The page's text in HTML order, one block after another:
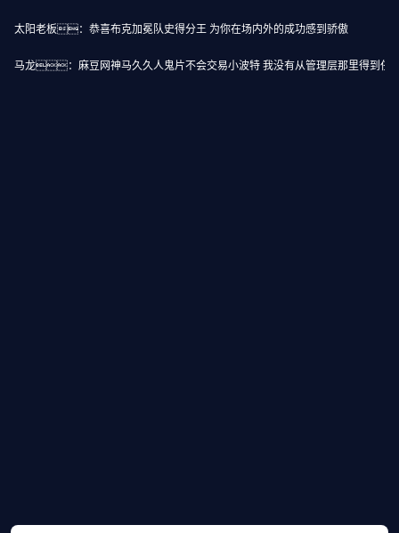
太阳老板：恭喜布克加冕队史得分王 为你在场内外的成功感到骄傲
马龙：麻豆网神马久久人鬼片不会交易小波特 我没有从管理层那里得到任